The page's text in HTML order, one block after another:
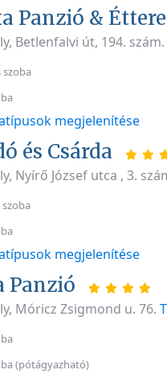
Panzió &
Betlenfalvi út, 194. szám.
megjelenítése
és Csárda
Nyírő József utca , 3.
megjelenítése
Panzió
Móricz Zsigmond u. 76.
(pótágyazható)